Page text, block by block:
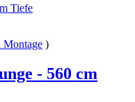
Montage )
- 560 cm